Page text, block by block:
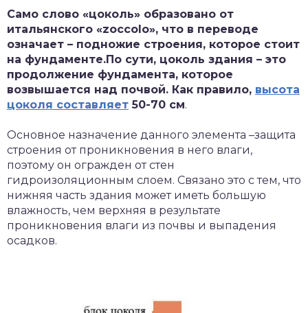
Само слово «цоколь» образовано от
итальянского «zoccolo», что в переводе
означает – подножие строения, которое стоит
на фундаменте.По сути, цоколь здания – это
продолжение фундамента, которое
возвышается над почвой. Как правило, высота
цоколя составляет 50-70 см.
Основное назначение данного элемента –защита
строения от проникновения в него влаги,
поэтому он огражден от стен
гидроизоляционным слоем. Связано это с тем, что
нижняя часть здания может иметь большую
влажность, чем верхняя в результате
проникновения влаги из почвы и выпадения
осадков.